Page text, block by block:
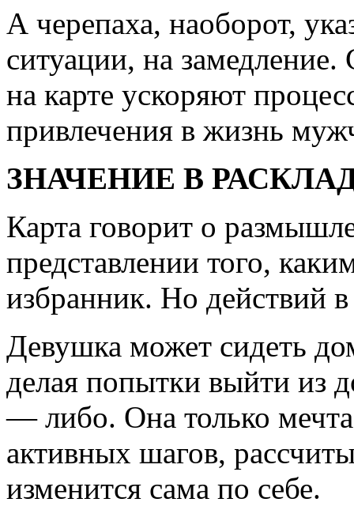
А черепаха, наоборот,
ситуации, на замедление.
на карте ускоряют
привлечения в жизнь
ЗНАЧЕНИЕ В
Карта говорит о
представлении того,
избранник. Но действий
Девушка может сидеть
делая попытки выйти из
— либо. Она только
активных шагов,
изменится сама по себе.